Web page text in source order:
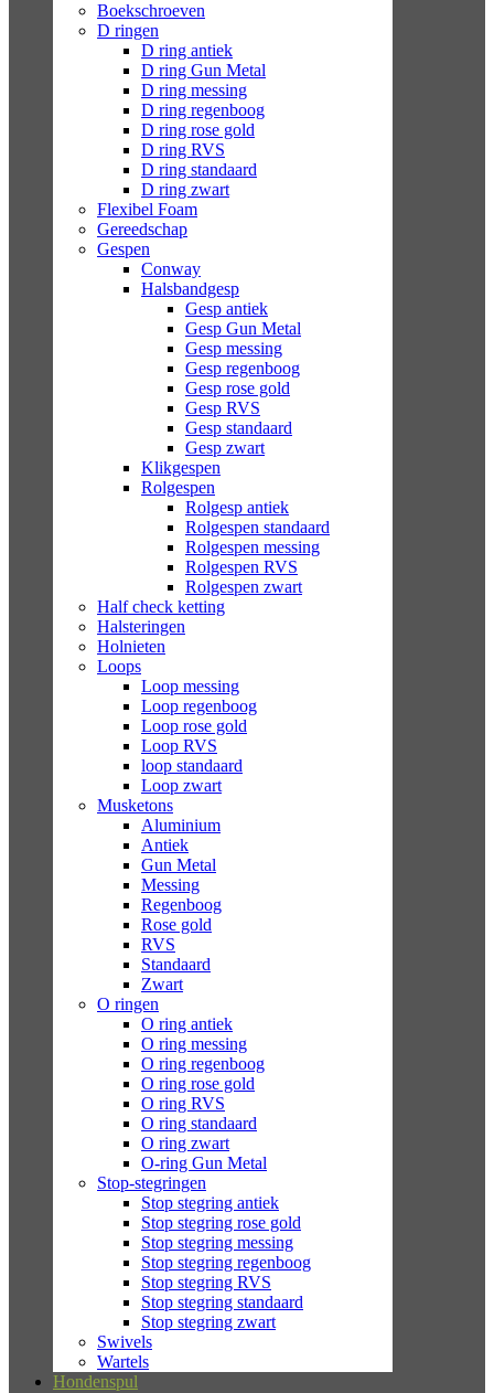
Boekschroeven
D ringen
D ring antiek
D ring Gun Metal
D ring messing
D ring regenboog
D ring rose gold
D ring RVS
D ring standaard
D ring zwart
Flexibel Foam
Gereedschap
Gespen
Conway
Halsbandgesp
Gesp antiek
Gesp Gun Metal
Gesp messing
Gesp regenboog
Gesp rose gold
Gesp RVS
Gesp standaard
Gesp zwart
Klikgespen
Rolgespen
Rolgesp antiek
Rolgespen standaard
Rolgespen messing
Rolgespen RVS
Rolgespen zwart
Half check ketting
Halsteringen
Holnieten
Loops
Loop messing
Loop regenboog
Loop rose gold
Loop RVS
loop standaard
Loop zwart
Musketons
Aluminium
Antiek
Gun Metal
Messing
Regenboog
Rose gold
RVS
Standaard
Zwart
O ringen
O ring antiek
O ring messing
O ring regenboog
O ring rose gold
O ring RVS
O ring standaard
O ring zwart
O-ring Gun Metal
Stop-stegringen
Stop stegring antiek
Stop stegring rose gold
Stop stegring messing
Stop stegring regenboog
Stop stegring RVS
Stop stegring standaard
Stop stegring zwart
Swivels
Wartels
Hondenspul